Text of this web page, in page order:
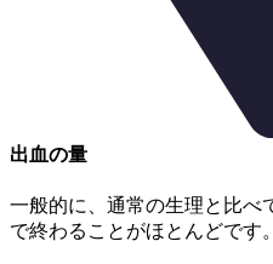
出血の量
一般的に、通常の生理と比べ
で終わることがほとんどです。